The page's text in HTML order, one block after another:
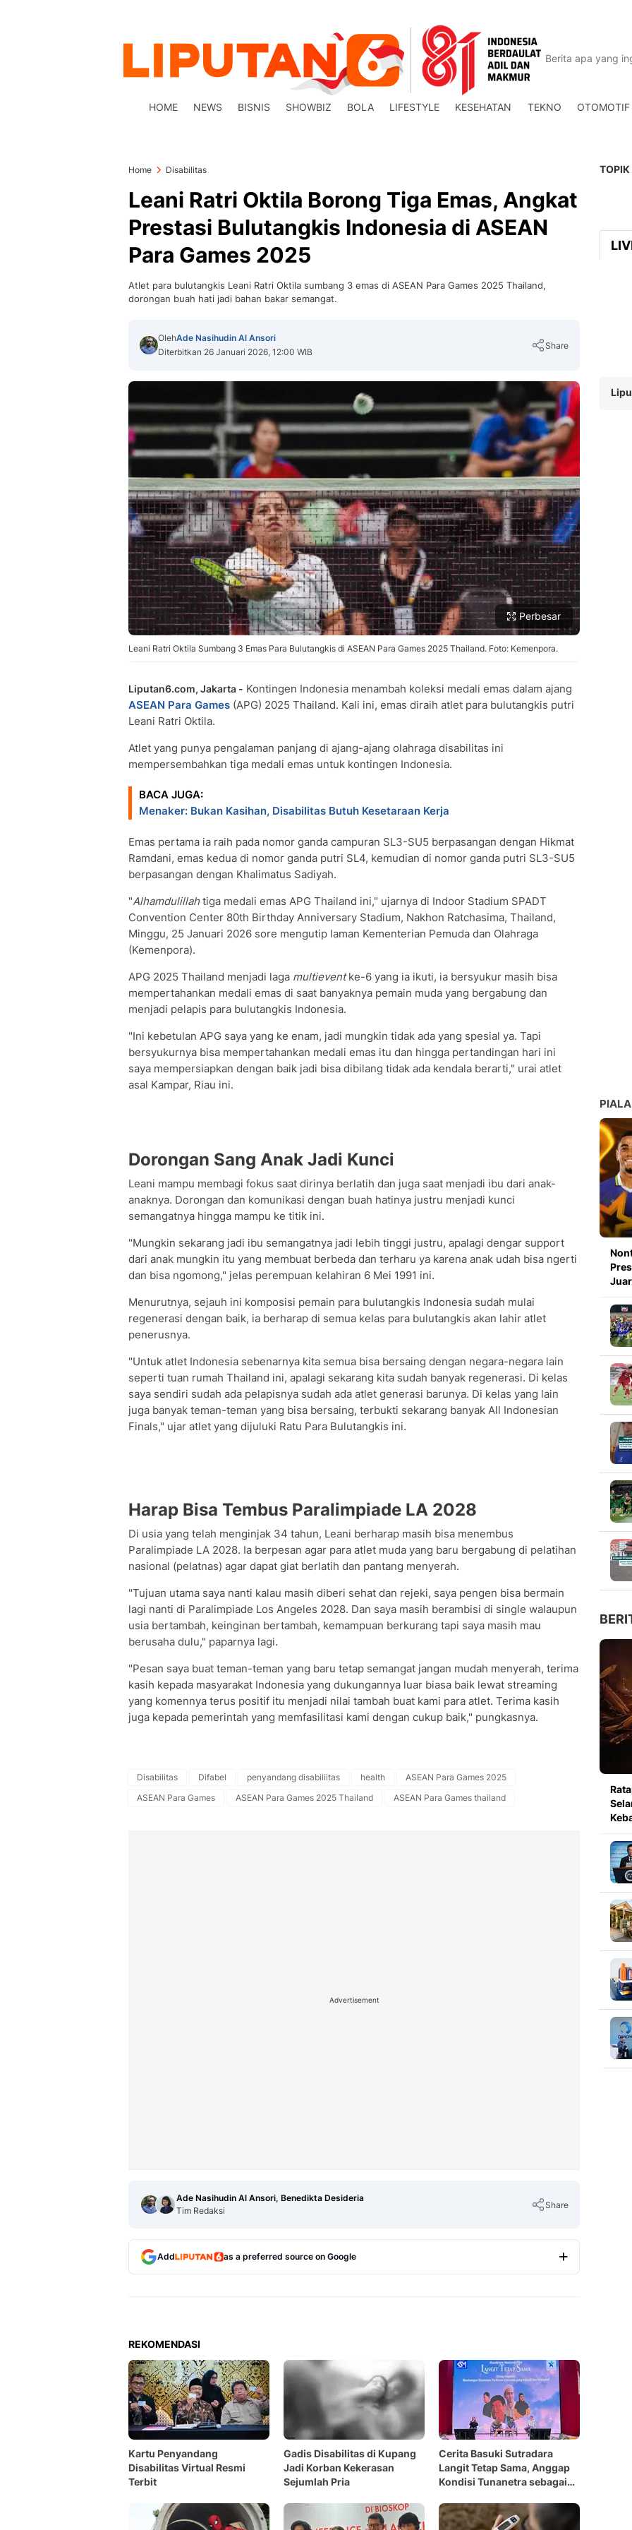
HOME NEWS BISNIS SHOWBIZ BOLA LIFESTYLE KESEHATAN TEKNO OTOMOTIF
Home Disabilitas
Leani Ratri Oktila Borong Tiga Emas, Angkat
Prestasi Bulutangkis Indonesia di ASEAN
Para Games 2025
Atlet para bulutangkis Leani Ratri Oktila sumbang 3 emas di ASEAN Para Games 2025 Thailand,
dorongan buah hati jadi bahan bakar semangat.
OlehAde Nasihudin Al Ansori
Diterbitkan 26 Januari 2026, 12:00 WIB
Share
Copy Link
Perbesar
Leani Ratri Oktila Sumbang 3 Emas Para Bulutangkis di ASEAN Para Games 2025 Thailand. Foto: Kemenpora.
Liputan6.com, Jakarta - Kontingen Indonesia menambah koleksi medali emas dalam ajang
ASEAN Para Games (APG) 2025 Thailand. Kali ini, emas diraih atlet para bulutangkis putri
Leani Ratri Oktila.
Atlet yang punya pengalaman panjang di ajang-ajang olahraga disabilitas ini
mempersembahkan tiga medali emas untuk kontingen Indonesia.
BACA JUGA:
Menaker: Bukan Kasihan, Disabilitas Butuh Kesetaraan Kerja
Emas pertama ia raih pada nomor ganda campuran SL3-SU5 berpasangan dengan Hikmat
Ramdani, emas kedua di nomor ganda putri SL4, kemudian di nomor ganda putri SL3-SU5
berpasangan dengan Khalimatus Sadiyah.
"Alhamdulillahtiga medali emas APG Thailand ini," ujarnya di Indoor Stadium SPADT
Convention Center 80th Birthday Anniversary Stadium, Nakhon Ratchasima, Thailand,
Minggu, 25 Januari 2026 sore mengutip laman Kementerian Pemuda dan Olahraga
(Kemenpora).
APG 2025 Thailand menjadi laga multieventke-6 yang ia ikuti, ia bersyukur masih bisa
mempertahankan medali emas di saat banyaknya pemain muda yang bergabung dan
menjadi pelapis para bulutangkis Indonesia.
"Ini kebetulan APG saya yang ke enam, jadi mungkin tidak ada yang spesial ya. Tapi
bersyukurnya bisa mempertahankan medali emas itu dan hingga pertandingan hari ini
saya mempersiapkan dengan baik jadi bisa dibilang tidak ada kendala berarti," urai atlet
asal Kampar, Riau ini.
Dorongan Sang Anak Jadi Kunci
Leani mampu membagi fokus saat dirinya berlatih dan juga saat menjadi ibu dari anak-
anaknya. Dorongan dan komunikasi dengan buah hatinya justru menjadi kunci
semangatnya hingga mampu ke titik ini.
"Mungkin sekarang jadi ibu semangatnya jadi lebih tinggi justru, apalagi dengar support
dari anak mungkin itu yang membuat berbeda dan terharu ya karena anak udah bisa ngerti
dan bisa ngomong," jelas perempuan kelahiran 6 Mei 1991 ini.
Menurutnya, sejauh ini komposisi pemain para bulutangkis Indonesia sudah mulai
regenerasi dengan baik, ia berharap di semua kelas para bulutangkis akan lahir atlet
penerusnya.
"Untuk atlet Indonesia sebenarnya kita semua bisa bersaing dengan negara-negara lain
seperti tuan rumah Thailand ini, apalagi sekarang kita sudah banyak regenerasi. Di kelas
saya sendiri sudah ada pelapisnya sudah ada atlet generasi barunya. Di kelas yang lain
juga banyak teman-teman yang bisa bersaing, terbukti sekarang banyak All Indonesian
Finals," ujar atlet yang dijuluki Ratu Para Bulutangkis ini.
Harap Bisa Tembus Paralimpiade LA 2028
Di usia yang telah menginjak 34 tahun, Leani berharap masih bisa menembus
Paralimpiade LA 2028. Ia berpesan agar para atlet muda yang baru bergabung di pelatihan
nasional (pelatnas) agar dapat giat berlatih dan pantang menyerah.
"Tujuan utama saya nanti kalau masih diberi sehat dan rejeki, saya pengen bisa bermain
lagi nanti di Paralimpiade Los Angeles 2028. Dan saya masih berambisi di single walaupun
usia bertambah, keinginan bertambah, kemampuan berkurang tapi saya masih mau
berusaha dulu," paparnya lagi.
"Pesan saya buat teman-teman yang baru tetap semangat jangan mudah menyerah, terima
kasih kepada masyarakat Indonesia yang dukungannya luar biasa baik lewat streaming
yang komennya terus positif itu menjadi nilai tambah buat kami para atlet. Terima kasih
juga kepada pemerintah yang memfasilitasi kami dengan cukup baik," pungkasnya.
Disabilitas Difabel penyandang disabiliitas health
ASEAN Para Games 2025
ASEAN Para Games
ASEAN Para Games 2025 Thailand ASEAN Para Games thailand
Advertisement
Ade Nasihudin Al Ansori, Benedikta Desideria
Tim Redaksi
Share
Add as a preferred source on Google
REKOMENDASI
Kartu Penyandang
Disabilitas Virtual Resmi
Terbit
Gadis Disabilitas di Kupang
Jadi Korban Kekerasan
Sejumlah Pria
Cerita Basuki Sutradara
Langit Tetap Sama, Anggap
Kondisi Tunanetra sebagai
TOPIK